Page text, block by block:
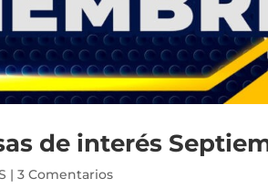
de interés
|3 Comentarios